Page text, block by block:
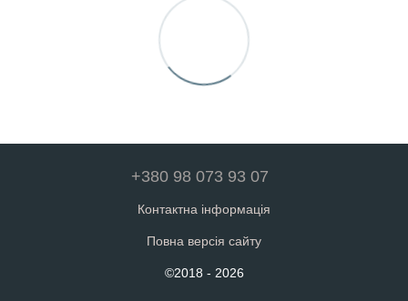
+380 98 073 93 07
Контактна інформація
Повна версія сайту
©2018 - 2026